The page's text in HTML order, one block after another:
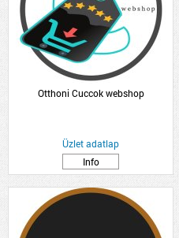
Otthoni Cuccok webshop
Üzlet adatlap
Info